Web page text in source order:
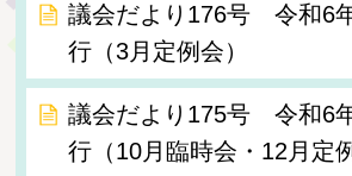
議会だより176号 令和6
行（3月定例会）
議会だより175号 令和6
行（10月臨時会・12月定